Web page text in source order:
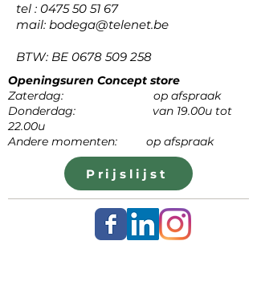
tel : 0475 50 51 67
mail: bodega@telenet.be
BTW: BE 0678 509 258
Openingsuren Concept store
Zaterdag: op afspraak
Donderdag: van 19.00u tot
22.00u
Andere momenten: op afspraak
Prijslijst